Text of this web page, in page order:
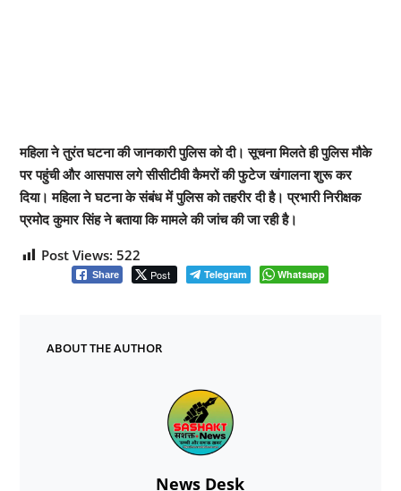
महिला ने तुरंत घटना की जानकारी पुलिस को दी। सूचना मिलते ही पुलिस मौके
पर पहुंची और आसपास लगे सीसीटीवी कैमरों की फुटेज खंगालना शुरू कर
दिया। महिला ने घटना के संबंध में पुलिस को तहरीर दी है। प्रभारी निरीक्षक
प्रमोद कुमार सिंह ने बताया कि मामले की जांच की जा रही है।
Post Views: 522
Share Post Telegram Whatsapp
ABOUT THE AUTHOR
News Desk